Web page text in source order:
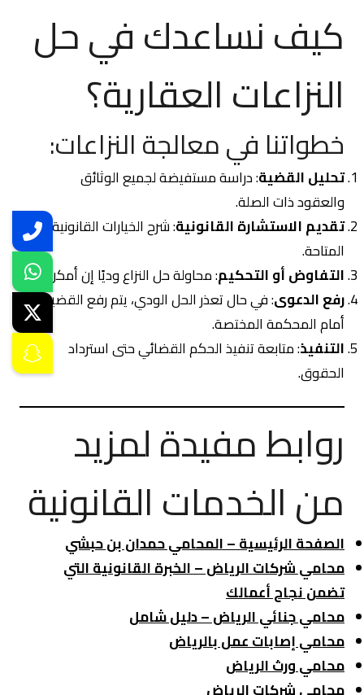
كيف نساعدك في حل
النزاعات العقارية؟
خطواتنا في معالجة النزاعات:
تحليل القضية: دراسة مستفيضة لجميع الوثائق
والعقود ذات الصلة.
تقديم الاستشارة القانونية: شرح الخيارات القانونية
المتاحة.
التفاوض أو التحكيم: محاولة حل النزاع وديًا إن أمكن.
رفع الدعوى: في حال تعذر الحل الودي، يتم رفع القضية
أمام المحكمة المختصة.
التنفيذ: متابعة تنفيذ الحكم القضائي حتى استرداد
الحقوق.
روابط مفيدة لمزيد
من الخدمات القانونية
الصفحة الرئيسية – المحامي حمدان بن حبشي
محامي شركات الرياض – الخبرة القانونية التي
تضمن نجاح أعمالك
محامي جنائي الرياض – دليل شامل
محامي إصابات عمل بالرياض
محامي ورث الرياض